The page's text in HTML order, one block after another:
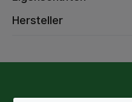
Hersteller